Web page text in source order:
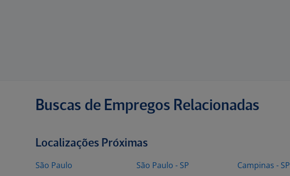
Buscas de Empregos Relacionadas
Localizações Próximas
São Paulo
São Paulo - SP
Campinas - SP